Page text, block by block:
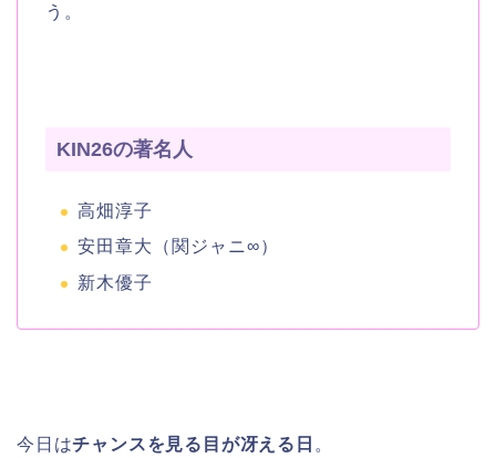
う。
KIN26の著名人
高畑淳子
安田章大（関ジャニ∞）
新木優子
今日はチャンスを見る目が冴える日 。